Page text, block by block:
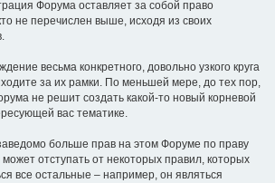
Форума оставляет за собой право
не перечислен выше, исходя из своих
весьма конкретного, довольно узкого круга
за их рамки. По меньшей мере, до тех пор,
не решит создать какой-то новый корневой
вас тематике.
больше прав на этом Форуме по праву
отступать от некоторых правил, которых
все остальные – например, он являться